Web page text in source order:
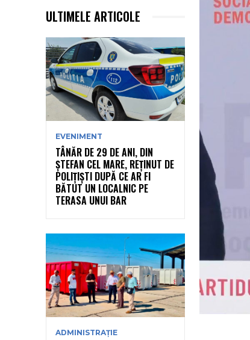
ULTIMELE ARTICOLE
EVENIMENT
TÂNĂR DE 29 DE ANI, DIN
ȘTEFAN CEL MARE, REȚINUT DE
POLIȚIȘTI DUPĂ CE AR FI
BĂTUT UN LOCALNIC PE
TERASA UNUI BAR
ADMINISTRAȚIE